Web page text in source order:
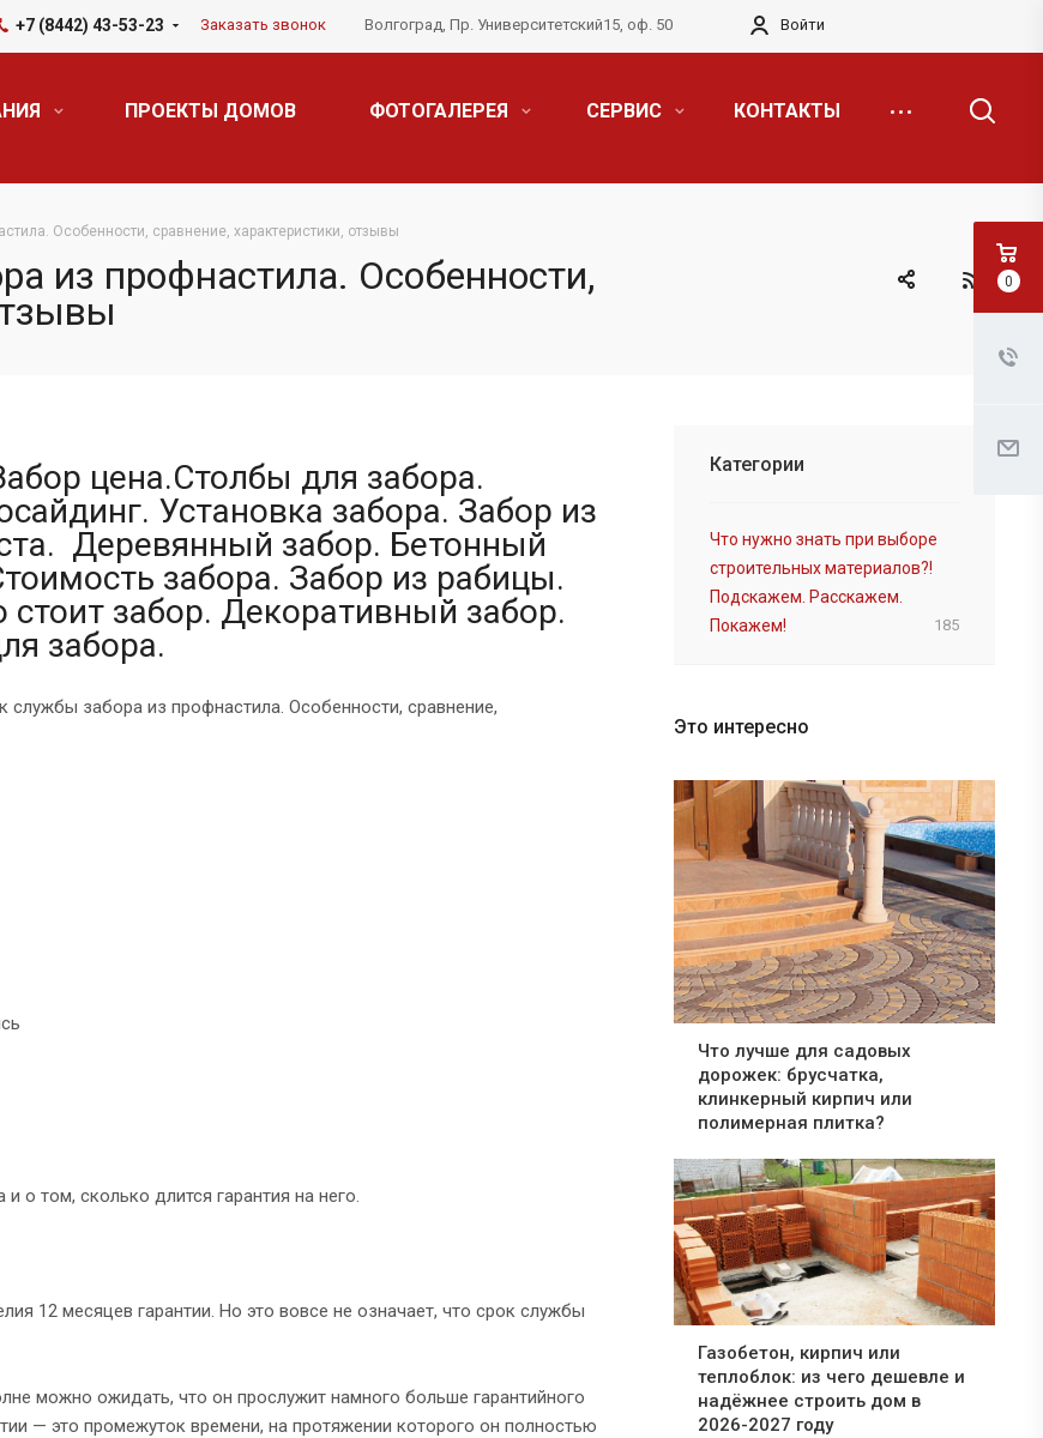
+7 (8442) 43-53-23 Заказать звонок Волгоград, Пр. Университетский15, оф. 50 Войти
ПРОЕКТЫ ДОМОВ ФОТОГАЛЕРЕЯ СЕРВИС КОНТАКТЫ
Особенности, сравнение, характеристики, отзывы
из профнастила. Особенности,
цена.Столбы для забора.
Установка забора. Забор из
Деревянный забор. Бетонный
забора. Забор из рабицы.
стоит забор. Декоративный забор.
забора.
службы забора из профнастила. Особенности, сравнение,
о том, сколько длится гарантия на него.
12 месяцев гарантии. Но это вовсе не означает, что срок службы
можно ожидать, что он прослужит намного больше гарантийного
— это промежуток времени, на протяжении которого он полностью
Категории
Что нужно знать при выборе
строительных материалов?!
Подскажем. Расскажем.
Покажем!
185
Это интересно
Что лучше для садовых
дорожек: брусчатка,
клинкерный кирпич или
полимерная плитка?
Газобетон, кирпич или
теплоблок: из чего дешевле и
надёжнее строить дом в
2026-2027 году
0